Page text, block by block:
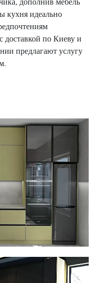
кухня идеально
доставкой по Киеву и
предлагают услугу